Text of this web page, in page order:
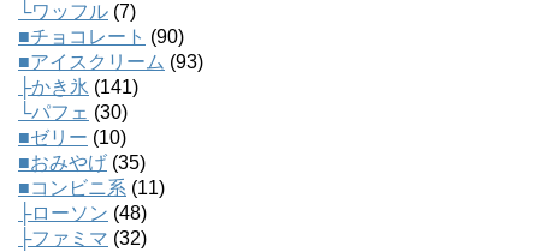
└ワッフル (7)
■チョコレート (90)
■アイスクリーム (93)
├かき氷 (141)
└パフェ (30)
■ゼリー (10)
■おみやげ (35)
■コンビニ系 (11)
├ローソン (48)
├ファミマ (32)